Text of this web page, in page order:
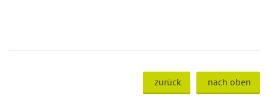
zurück nach oben